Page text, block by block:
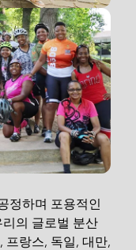
정하며 포용적인
의 글로벌 분산
프랑스, 독일, 대만,